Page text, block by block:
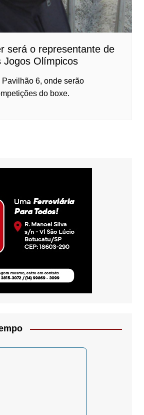
será o representante de
Jogos Olímpicos
Pavilhão 6, onde serão
do boxe.